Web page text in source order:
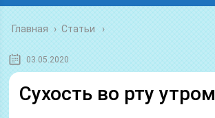
Главная › Статьи
03.05.2020
Сухость во рту утром